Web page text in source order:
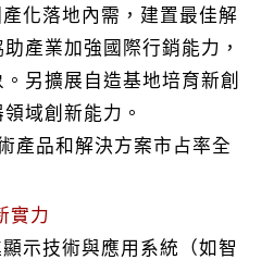
產化落地內需，建置最佳解
產業加強國際行銷能力，
另擴展自造基地培育新創
域創新能力。
產品和解決方案市占率全
實力
顯示技術與應用系統（如智